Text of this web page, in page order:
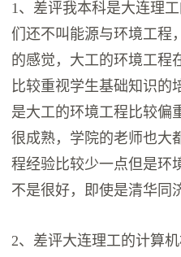
1、差评我本科是大连理
们还不叫能源与环境工程
的感觉，大工的环境工程
比较重视学生基础知识的
是大工的环境工程比较偏
很成熟，学院的老师也大
程经验比较少一点但是环
不是很好，即使是清华同
2、差评大连理工的计算